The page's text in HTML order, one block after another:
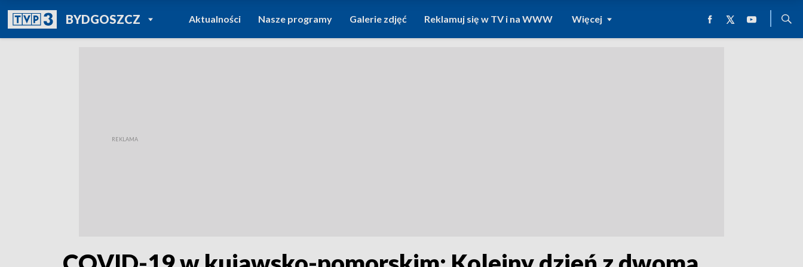
BYDGOSZCZPOWRÓT DO
TVP REGIONY
Aktualności Nasze programy Galerie zdjęć Reklamuj się w TV i na WWW Więcej